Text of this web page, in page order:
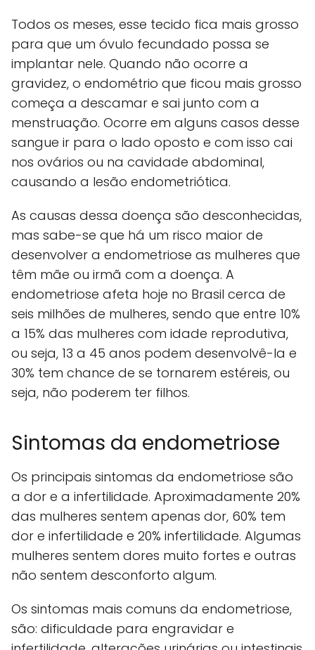
Todos os meses, esse tecido fica mais grosso
para que um óvulo fecundado possa se
implantar nele. Quando não ocorre a
gravidez, o endométrio que ficou mais grosso
começa a descamar e sai junto com a
menstruação. Ocorre em alguns casos desse
sangue ir para o lado oposto e com isso cai
nos ovários ou na cavidade abdominal,
causando a lesão endometriótica.
As causas dessa doença são desconhecidas,
mas sabe-se que há um risco maior de
desenvolver a endometriose as mulheres que
têm mãe ou irmã com a doença. A
endometriose afeta hoje no Brasil cerca de
seis milhões de mulheres, sendo que entre 10%
a 15% das mulheres com idade reprodutiva,
ou seja, 13 a 45 anos podem desenvolvê-la e
30% tem chance de se tornarem estéreis, ou
seja, não poderem ter filhos.
Sintomas da endometriose
Os principais sintomas da endometriose são
a dor e a infertilidade. Aproximadamente 20%
das mulheres sentem apenas dor, 60% tem
dor e infertilidade e 20% infertilidade. Algumas
mulheres sentem dores muito fortes e outras
não sentem desconforto algum.
Os sintomas mais comuns da endometriose,
são: dificuldade para engravidar e